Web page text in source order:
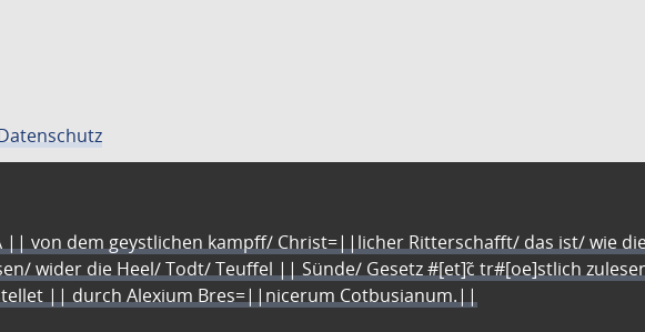
|| von dem geystlichen kampff/ Christ=||licher Ritterschafft/ das ist/ wie
wider die Heel/ Todt/ Teuffel || Sünde/ Gesetz #[et]c̃ tr#[oe]stlich
|| durch Alexium Bres=||nicerum Cotbusianum.||